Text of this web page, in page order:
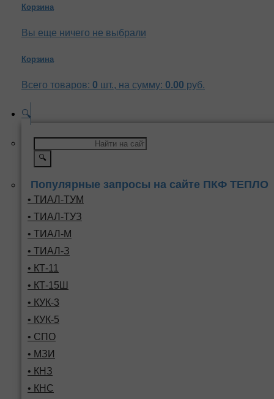
Корзина
Вы еще ничего не выбрали
Корзина
Всего товаров: 0 шт., на сумму: 0.00 руб.
🔍
🔍
Популярные запросы на сайте ПКФ ТЕПЛО
• ТИАЛ-ТУМ
• ТИАЛ-ТУЗ
• ТИАЛ-М
• ТИАЛ-З
• КТ-11
• КТ-15Ш
• КУК-3
• КУК-5
• СПО
• МЗИ
• КНЗ
• КНС